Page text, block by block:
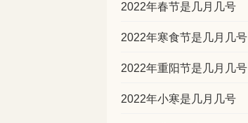
2022年春节是几月几号
2022年寒食节是几月几号
2022年重阳节是几月几号
2022年小寒是几月几号